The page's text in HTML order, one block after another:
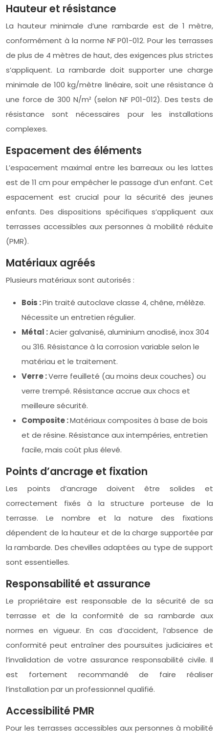
Hauteur et résistance
La hauteur minimale d’une rambarde est de 1 mètre,
conformément à la norme NF P01-012. Pour les terrasses
de plus de 4 mètres de haut, des exigences plus strictes
s’appliquent. La rambarde doit supporter une charge
minimale de 100 kg/mètre linéaire, soit une résistance à
une force de 300 N/m² (selon NF P01-012). Des tests de
résistance sont nécessaires pour les installations
complexes.
Espacement des éléments
L’espacement maximal entre les barreaux ou les lattes
est de 11 cm pour empêcher le passage d’un enfant. Cet
espacement est crucial pour la sécurité des jeunes
enfants. Des dispositions spécifiques s’appliquent aux
terrasses accessibles aux personnes à mobilité réduite
(PMR).
Matériaux agréés
Plusieurs matériaux sont autorisés :
Bois :Pin traité autoclave classe 4, chêne, mélèze.
Nécessite un entretien régulier.
Métal :Acier galvanisé, aluminium anodisé, inox 304
ou 316. Résistance à la corrosion variable selon le
matériau et le traitement.
Verre :Verre feuilleté (au moins deux couches) ou
verre trempé. Résistance accrue aux chocs et
meilleure sécurité.
Composite :Matériaux composites à base de bois
et de résine. Résistance aux intempéries, entretien
facile, mais coût plus élevé.
Points d’ancrage et fixation
Les points d’ancrage doivent être solides et
correctement fixés à la structure porteuse de la
terrasse. Le nombre et la nature des fixations
dépendent de la hauteur et de la charge supportée par
la rambarde. Des chevilles adaptées au type de support
sont essentielles.
Responsabilité et assurance
Le propriétaire est responsable de la sécurité de sa
terrasse et de la conformité de sa rambarde aux
normes en vigueur. En cas d’accident, l’absence de
conformité peut entraîner des poursuites judiciaires et
l’invalidation de votre assurance responsabilité civile. Il
est fortement recommandé de faire réaliser
l’installation par un professionnel qualifié.
Accessibilité PMR
Pour les terrasses accessibles aux personnes à mobilité